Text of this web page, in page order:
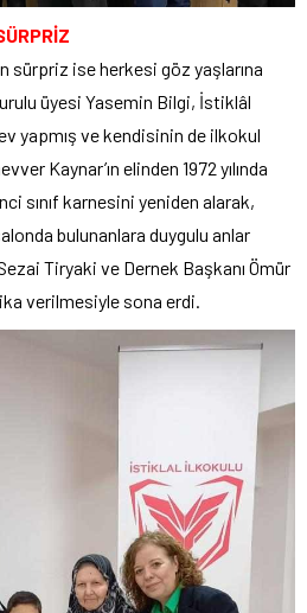
sürpriz ise herkesi göz yaşlarına
üyesi Yasemin Bilgi, İstiklâl
yapmış ve kendisinin de ilkokul
Kaynar’ın elinden 1972 yılında
sınıf karnesini yeniden alarak,
bulunanlara duygulu anlar
Tiryaki ve Dernek Başkanı Ömür
verilmesiyle sona erdi.